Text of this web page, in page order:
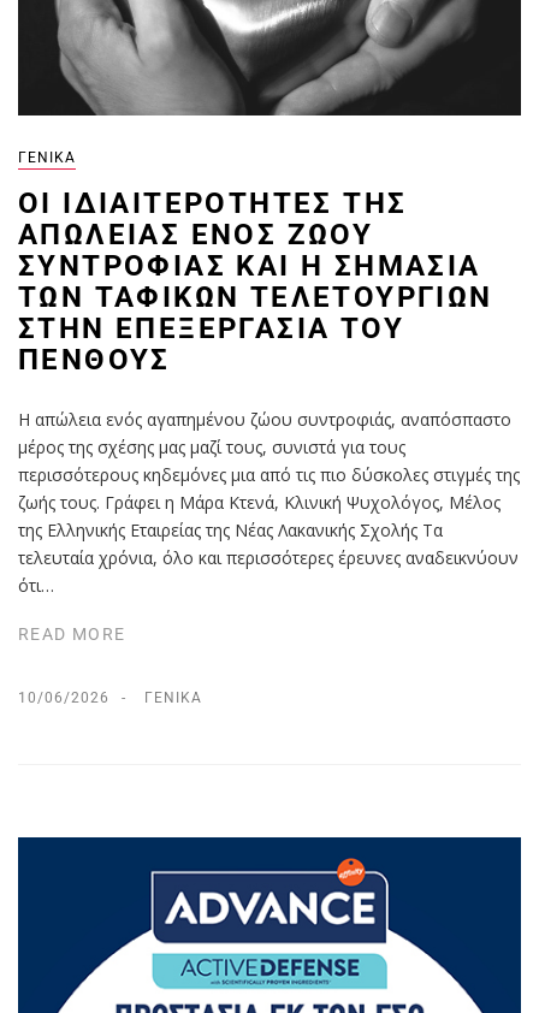
ΓΕΝΙΚΆ
ΟΙ ΙΔΙΑΙΤΕΡΌΤΗΤΕΣ ΤΗΣ
ΑΠΏΛΕΙΑΣ ΕΝΌΣ ΖΏΟΥ
ΣΥΝΤΡΟΦΙΆΣ ΚΑΙ Η ΣΗΜΑΣΊΑ
ΤΩΝ ΤΑΦΙΚΏΝ ΤΕΛΕΤΟΥΡΓΙΏΝ
ΣΤΗΝ ΕΠΕΞΕΡΓΑΣΊΑ ΤΟΥ
ΠΈΝΘΟΥΣ
Η απώλεια ενός αγαπημένου ζώου συντροφιάς, αναπόσπαστο
μέρος της σχέσης μας μαζί τους, συνιστά για τους
περισσότερους κηδεμόνες μια από τις πιο δύσκολες στιγμές της
ζωής τους. Γράφει η Μάρα Κτενά, Κλινική Ψυχολόγος, Μέλος
της Ελληνικής Εταιρείας της Νέας Λακανικής Σχολής Τα
τελευταία χρόνια, όλο και περισσότερες έρευνες αναδεικνύουν
ότι…
READ MORE
10/06/2026 ΓΕΝΙΚΆ